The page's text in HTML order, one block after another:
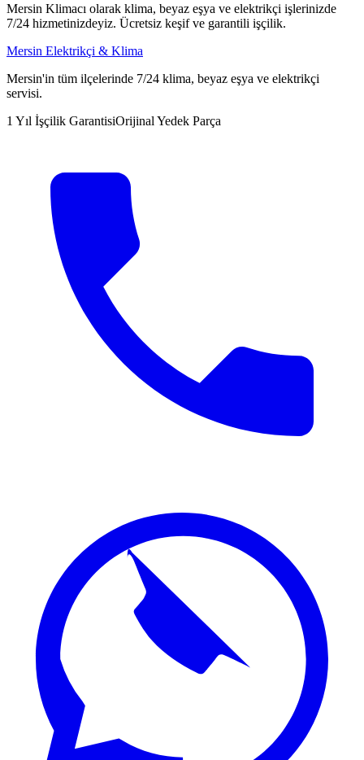
Mersin Klimacı olarak klima, beyaz eşya ve elektrikçi işlerinizde
7/24 hizmetinizdeyiz. Ücretsiz keşif ve garantili işçilik.
Mersin Elektrikçi & Klima
Mersin'in tüm ilçelerinde 7/24 klima, beyaz eşya ve elektrikçi
servisi.
1 Yıl İşçilik GarantisiOrijinal Yedek Parça